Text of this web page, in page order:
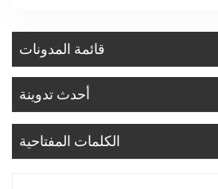
中文
قائمة المدونات
أحدث تدوينة
الكلمات المفتاحية